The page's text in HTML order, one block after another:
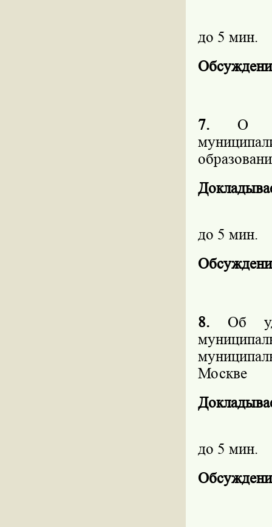
до 5 мин.
7. О
до 5 мин.
8. Об
Москве
до 5 мин.